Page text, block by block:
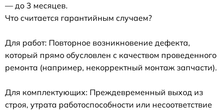
— до 3 месяцев.
Что считается гарантийным случаем?
Для работ: Повторное возникновение дефекта,
который прямо обусловлен с качеством проведенного
ремонта (например, некорректный монтаж запчасти).
Для комплектующих: Преждевременный выход из
строя, утрата работоспособности или несоответствие